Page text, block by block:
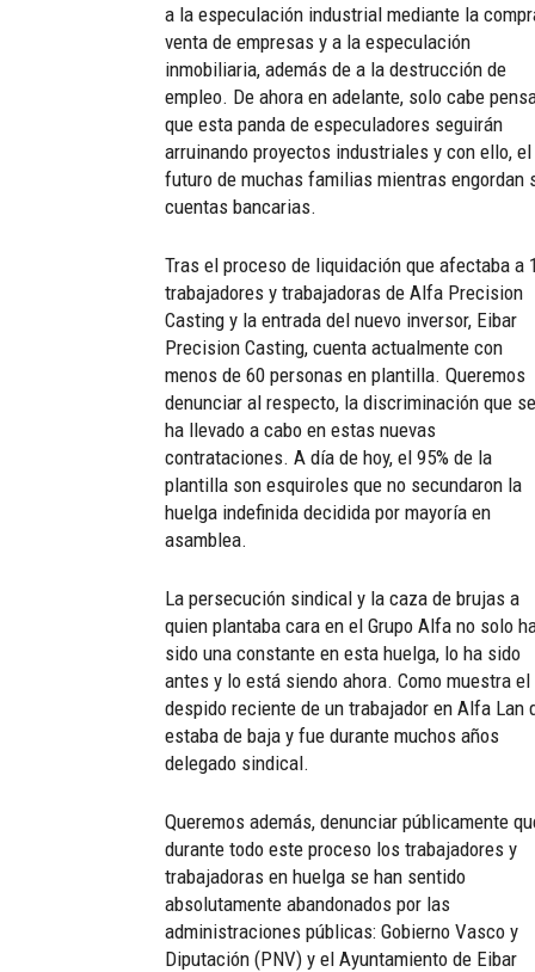
a la especulación industrial mediante la
venta de empresas y a la especulación
inmobiliaria, además de a la destrucción de
empleo. De ahora en adelante, solo cabe
que esta panda de especuladores seguirán
arruinando proyectos industriales y con ello, el
futuro de muchas familias mientras engordan
cuentas bancarias.
Tras el proceso de liquidación que afectaba a
trabajadores y trabajadoras de Alfa Precision
Casting y la entrada del nuevo inversor, Eibar
Precision Casting, cuenta actualmente con
menos de 60 personas en plantilla. Queremos
denunciar al respecto, la discriminación que se
ha llevado a cabo en estas nuevas
contrataciones. A día de hoy, el 95% de la
plantilla son esquiroles que no secundaron la
huelga indefinida decidida por mayoría en
asamblea.
La persecución sindical y la caza de brujas a
quien plantaba cara en el Grupo Alfa no solo
sido una constante en esta huelga, lo ha sido
antes y lo está siendo ahora. Como muestra el
despido reciente de un trabajador en Alfa Lan
estaba de baja y fue durante muchos años
delegado sindical.
Queremos además, denunciar públicamente
durante todo este proceso los trabajadores y
trabajadoras en huelga se han sentido
absolutamente abandonados por las
administraciones públicas: Gobierno Vasco y
Diputación (PNV) y el Ayuntamiento de Eibar